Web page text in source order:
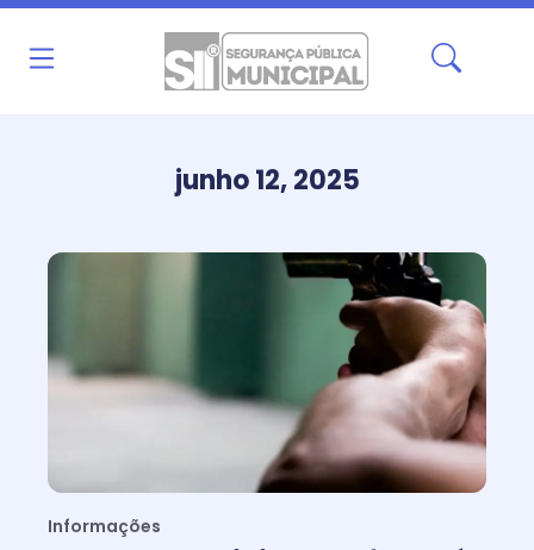
Ir
junho 12, 2025
Informações